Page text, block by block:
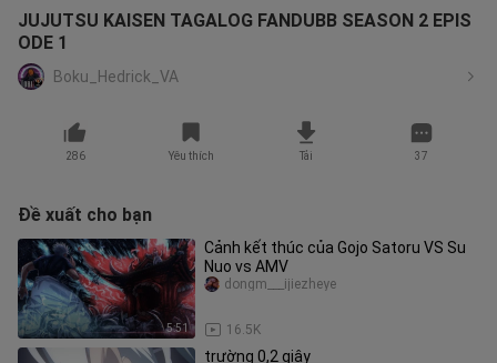
JUJUTSU KAISEN TAGALOG FANDUBB SEASON 2 EPIS
ODE 1
Boku_Hedrick_VA
286 Yêu thích Tải 37
Đề xuất cho bạn
5:51
Cảnh kết thúc của Gojo Satoru VS Su
Nuo vs AMV
16.5K
dongm___ijiezheye
trường 0,2 giây